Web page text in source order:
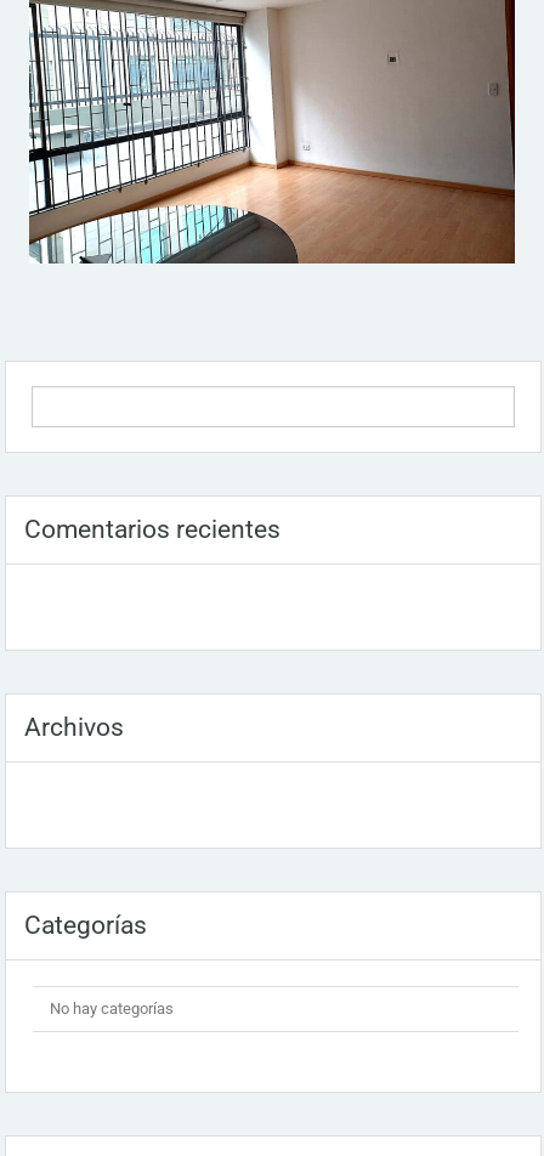
Comentarios recientes
Archivos
Categorías
No hay categorías